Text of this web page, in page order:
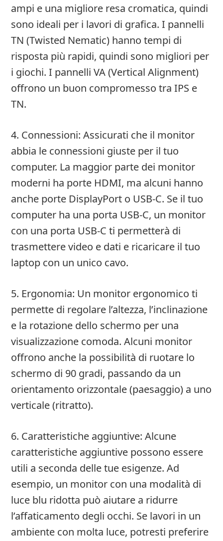
ampi e una migliore resa cromatica, quindi
sono ideali per i lavori di grafica. I pannelli
TN (Twisted Nematic) hanno tempi di
risposta più rapidi, quindi sono migliori per
i giochi. I pannelli VA (Vertical Alignment)
offrono un buon compromesso tra IPS e
TN.
4. Connessioni: Assicurati che il monitor
abbia le connessioni giuste per il tuo
computer. La maggior parte dei monitor
moderni ha porte HDMI, ma alcuni hanno
anche porte DisplayPort o USB-C. Se il tuo
computer ha una porta USB-C, un monitor
con una porta USB-C ti permetterà di
trasmettere video e dati e ricaricare il tuo
laptop con un unico cavo.
5. Ergonomia: Un monitor ergonomico ti
permette di regolare l’altezza, l’inclinazione
e la rotazione dello schermo per una
visualizzazione comoda. Alcuni monitor
offrono anche la possibilità di ruotare lo
schermo di 90 gradi, passando da un
orientamento orizzontale (paesaggio) a uno
verticale (ritratto).
6. Caratteristiche aggiuntive: Alcune
caratteristiche aggiuntive possono essere
utili a seconda delle tue esigenze. Ad
esempio, un monitor con una modalità di
luce blu ridotta può aiutare a ridurre
l’affaticamento degli occhi. Se lavori in un
ambiente con molta luce, potresti preferire